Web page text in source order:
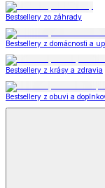
Bestsellery zo záhrady
Bestsellery z domácnosti a
Bestsellery z krásy a zdravia
Bestsellery z obuvi a